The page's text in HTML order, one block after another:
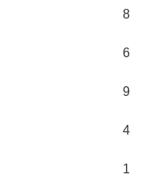
8
6
9
4
1